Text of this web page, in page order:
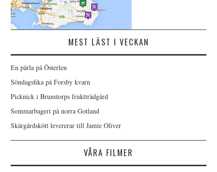
MEST LÄST I VECKAN
En pärla på Österlen
Söndagsfika på Forsby kvarn
Picknick i Brunstorps fruktträdgård
Sommarbageri på norra Gotland
Skärgårdskött levererar till Jamie Oliver
VÅRA FILMER